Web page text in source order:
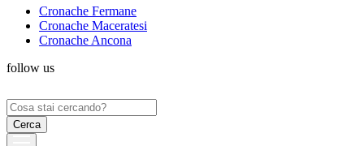
Cronache Fermane
Cronache Maceratesi
Cronache Ancona
follow us
Ricerca
per: